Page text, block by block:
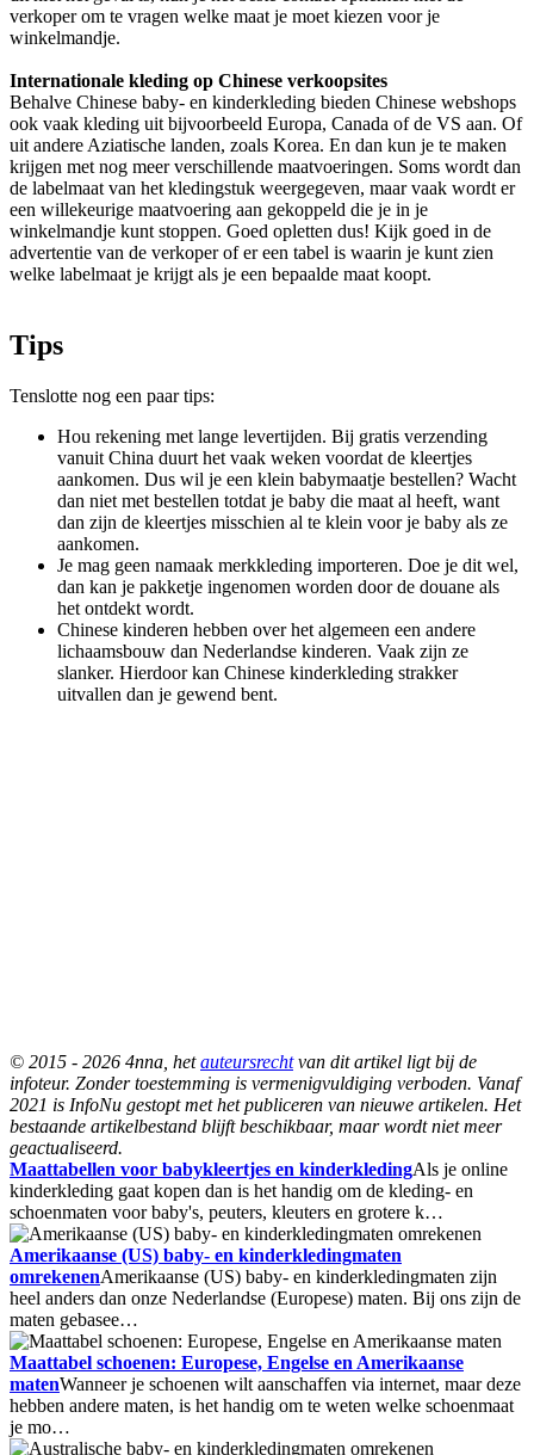
verkoper om te vragen welke maat je moet kiezen voor je
winkelmandje.
Internationale kleding op Chinese verkoopsites
Behalve Chinese baby- en kinderkleding bieden Chinese webshops
ook vaak kleding uit bijvoorbeeld Europa, Canada of de VS aan. Of
uit andere Aziatische landen, zoals Korea. En dan kun je te maken
krijgen met nog meer verschillende maatvoeringen. Soms wordt dan
de labelmaat van het kledingstuk weergegeven, maar vaak wordt er
een willekeurige maatvoering aan gekoppeld die je in je
winkelmandje kunt stoppen. Goed opletten dus! Kijk goed in de
advertentie van de verkoper of er een tabel is waarin je kunt zien
welke labelmaat je krijgt als je een bepaalde maat koopt.
Tips
Tenslotte nog een paar tips:
Hou rekening met lange levertijden. Bij gratis verzending
vanuit China duurt het vaak weken voordat de kleertjes
aankomen. Dus wil je een klein babymaatje bestellen? Wacht
dan niet met bestellen totdat je baby die maat al heeft, want
dan zijn de kleertjes misschien al te klein voor je baby als ze
aankomen.
Je mag geen namaak merkkleding importeren. Doe je dit wel,
dan kan je pakketje ingenomen worden door de douane als
het ontdekt wordt.
Chinese kinderen hebben over het algemeen een andere
lichaamsbouw dan Nederlandse kinderen. Vaak zijn ze
slanker. Hierdoor kan Chinese kinderkleding strakker
uitvallen dan je gewend bent.
© 2015 - 2026 4nna, hetauteursrechtvan dit artikel ligt bij de
infoteur. Zonder toestemming is vermenigvuldiging verboden. Vanaf
2021 is InfoNu gestopt met het publiceren van nieuwe artikelen. Het
bestaande artikelbestand blijft beschikbaar, maar wordt niet meer
geactualiseerd.
Maattabellen voor babykleertjes en kinderkledingAls je online
kinderkleding gaat kopen dan is het handig om de kleding- en
schoenmaten voor baby's, peuters, kleuters en grotere k…
Amerikaanse (US) baby- en kinderkledingmaten
omrekenenAmerikaanse (US) baby- en kinderkledingmaten zijn
heel anders dan onze Nederlandse (Europese) maten. Bij ons zijn de
maten gebasee…
Maattabel schoenen: Europese, Engelse en Amerikaanse
matenWanneer je schoenen wilt aanschaffen via internet, maar deze
hebben andere maten, is het handig om te weten welke schoenmaat
je mo…